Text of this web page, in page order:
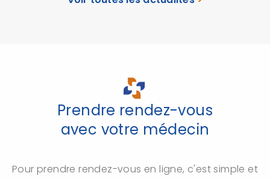
Prendre rendez-vous
avec votre médecin
Pour prendre rendez-vous en ligne, c'est simple et